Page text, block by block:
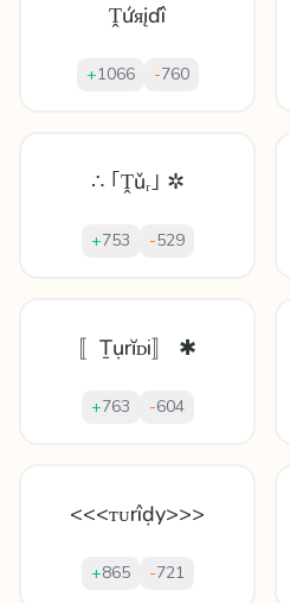
Ṱứᴙįɗî
+1066 -760
∴ ｢Ṱǔᵣ｣ ✲
+753 -529
〚Ṯụrĭᴅi〛 ✱
+763 -604
<<<ᴛᴜrîḍy>>>
+865 -721